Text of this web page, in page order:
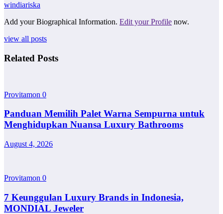
windiariska
Add your Biographical Information. Edit your Profile now.
view all posts
Related Posts
Provitamon 0
Panduan Memilih Palet Warna Sempurna untuk
Menghidupkan Nuansa Luxury Bathrooms
August 4, 2026
Provitamon 0
7 Keunggulan Luxury Brands in Indonesia,
MONDIAL Jeweler